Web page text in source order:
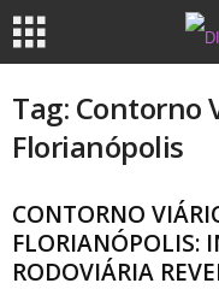
Tag: Contorno
Florianópolis
CONTORNO
FLORIANÓPOLIS:
RODOVIÁRIA